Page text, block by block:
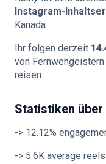
Instagram-
Kanada.
Ihr folgen derzeit
von
reisen.
Statistiken
-> 12.12%
-> 5.6K average